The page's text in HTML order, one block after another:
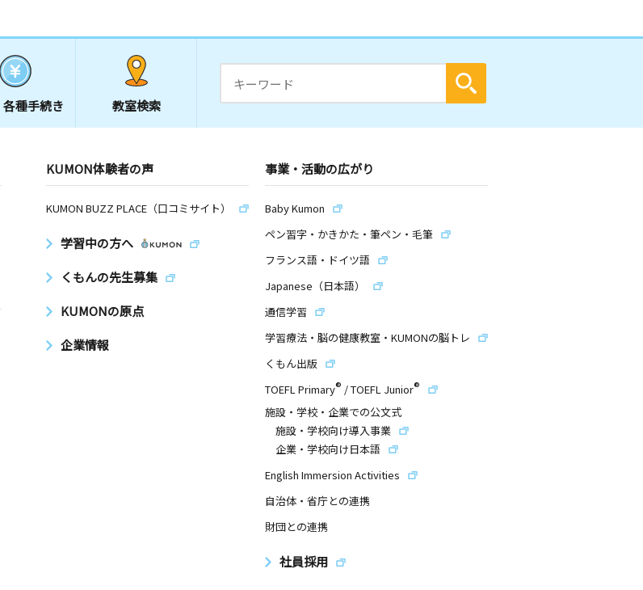
各種手続き 教室検索
KUMON体験者の声
KUMON BUZZ PLACE（口コミサイト）
学習中の方へ
くもんの先生募集
KUMONの原点
企業情報
事業・活動の広がり
Baby Kumon
ペン習字・かきかた・筆ペン・毛筆
フランス語・ドイツ語
Japanese（日本語）
通信学習
学習療法・脳の健康教室・KUMONの脳トレ
くもん出版
TOEFL Primary® /TOEFL Junior®
施設・学校・企業での公文式
施設・学校向け導入事業
企業・学校向け日本語
English Immersion Activities
自治体・省庁との連携
財団との連携
社員採用